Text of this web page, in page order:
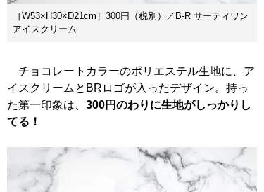
［W53×H30×D21cm］300円（税別）／B-R サーティワン
アイスクリーム
チョコレートカラーのポリエステル生地に、ア
イスクリームとBRロゴが入ったデザイン。持っ
た第一印象は、 300円のわりに生地がしっかりし
てる！